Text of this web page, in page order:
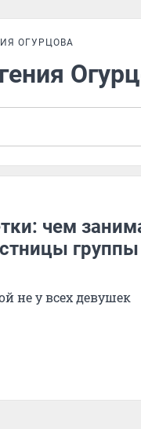
ОГУРЦОВА
чем
группы
не у всех девушек